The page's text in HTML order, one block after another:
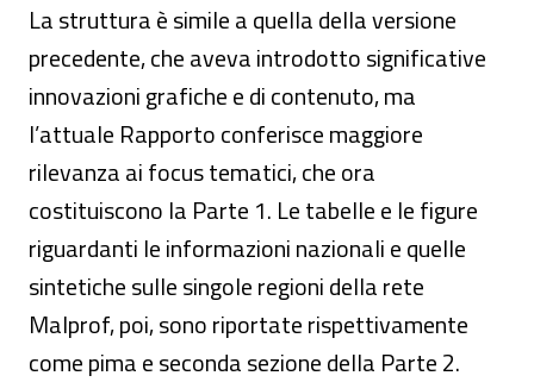
La struttura è simile a quella della versione
precedente, che aveva introdotto significative
innovazioni grafiche e di contenuto, ma
l’attuale Rapporto conferisce maggiore
rilevanza ai focus tematici, che ora
costituiscono la Parte 1. Le tabelle e le figure
riguardanti le informazioni nazionali e quelle
sintetiche sulle singole regioni della rete
Malprof, poi, sono riportate rispettivamente
come pima e seconda sezione della Parte 2.